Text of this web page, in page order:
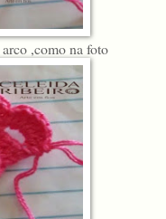
,como na foto